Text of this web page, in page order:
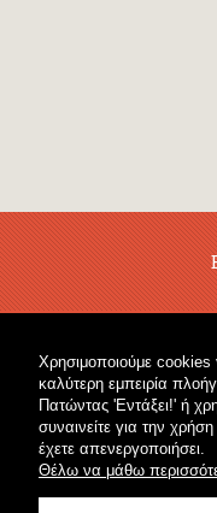
Χρησιμοποιούμε cookies
καλύτερη εμπειρία
Πατώντας 'Εντάξει!' ή
συναινείτε για την
έχετε απενεργοποιήσει.
Θέλω να μάθω
Μουσικό Βιβλιοπωλείο
Κρουστά &
Γενικό Βιβλιοπωλείο